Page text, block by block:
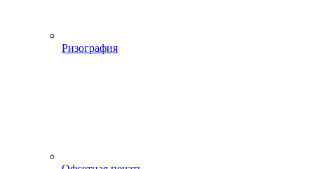
Ризография